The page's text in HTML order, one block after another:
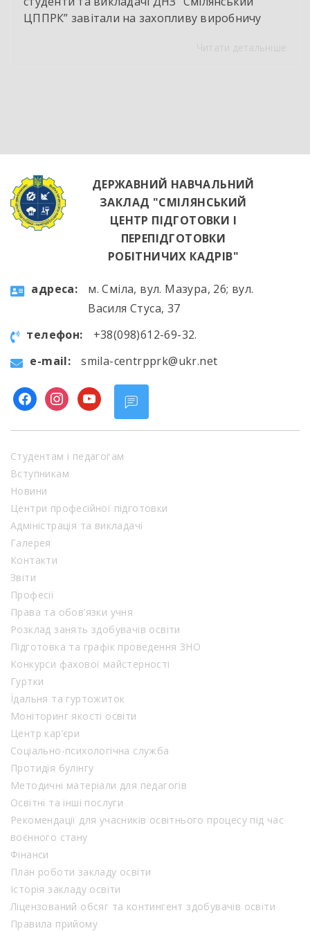
ЦППРК” завітали на захопливу виробничу
НВК “Лідер”. Світлі кахлі, інноваційне
висококваліфікованих майбутніх фахівцях. […]
Читати детальніше
ДЕРЖАВНИЙ НАВЧАЛЬНИЙ
ЗАКЛАД "СМІЛЯНСЬКИЙ
ЦЕНТР ПІДГОТОВКИ І
ПЕРЕПІДГОТОВКИ
РОБІТНИЧИХ КАДРІВ"
aдресa:
м. Сміла, вул. Мазура, 26; вул.
Василя Стуса, 37
телефон:
+38(098)612-69-32.
e-mail:
smila-centrpprk@ukr.net
facebookinstagram
youtube
Студентам і педагогам
Вступникам
Новини
Центри професійної підготовки
Адміністрація та викладачі
Галерея
Контакти
Звіти
Професії
Права та обов’язки учня
Розклад занять здобувачів освіти
Підготовка та графік проведення ЗНО
Конкурси фахової майстерності
Гуртки
Їдальня та гуртожиток
Моніторинг якості освіти
Центр кар’єри
Соціально-психологічна служба
Протидія булінгу
Методичні матеріали для педагогів
Освітні та інші послуги
Рекомендації для учасників освітнього процесу під час
воєнного стану
Фінанси
План роботи закладу освіти
Історія закладу освіти
Ліцензований обсяг та контингент здобувачів освіти
Правила прийому